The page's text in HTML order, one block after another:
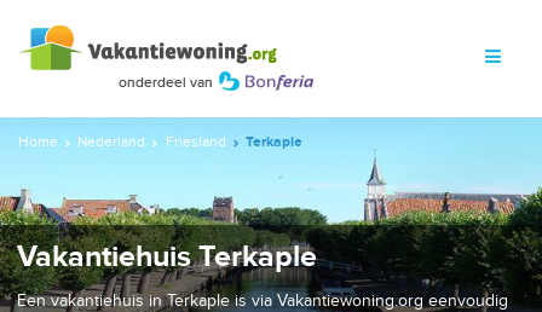
Home Nederland Friesland Terkaple
Vakantiehuis Terkaple
Een vakantiehuis in Terkaple is via Vakantiewoning.org eenvoudig